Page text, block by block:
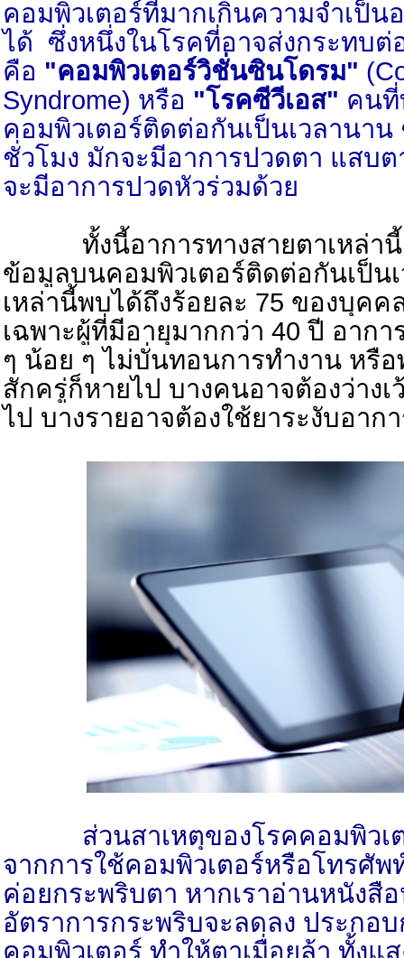
คอมพิวเตอร์ที่มากเกินความจำเป็น
ได้ ซึ่งหนึ่งในโรคที่อาจส่งกระทบต่
คือ "คอมพิวเตอร์วิชั่นซินโดรม"
Syndrome) หรือ "โรคซีวีเอส" คนที่
คอมพิวเตอร์ติดต่อกันเป็นเวลานาน
ชั่วโมง มักจะมีอาการปวดตา แสบ
จะมีอาการปวดหัวร่วมด้วย
ทั้งนี้อาการทางสายตาเหล่านี้
ข้อมูลบนคอมพิวเตอร์ติดต่อกันเป็น
เหล่านี้พบได้ถึงร้อยละ 75 ของบุค
เฉพาะผู้ที่มีอายุมากกว่า 40 ปี อากา
ๆ น้อย ๆ ไม่บั่นทอนการทำงาน หรื
สักครู่ก็หายไป บางคนอาจต้องว่าง
ไป บางรายอาจต้องใช้ยาระงับอาก
ส่วนสาเหตุของโรคคอมพิว
จากการใช้คอมพิวเตอร์หรือโทรศั
ค่อยกระพริบตา หากเราอ่านหนังสื
อัตราการกระพริบจะลดลง ประกอ
คอมพิวเตอร์ ทำให้ตาเมื่อยล้า ทั้งแ